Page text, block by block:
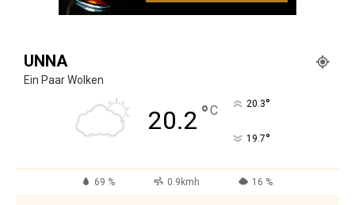
UNNA
Ein Paar Wolken
20.2 °C 20.3°
19.7°
69 % 0.9kmh 16 %